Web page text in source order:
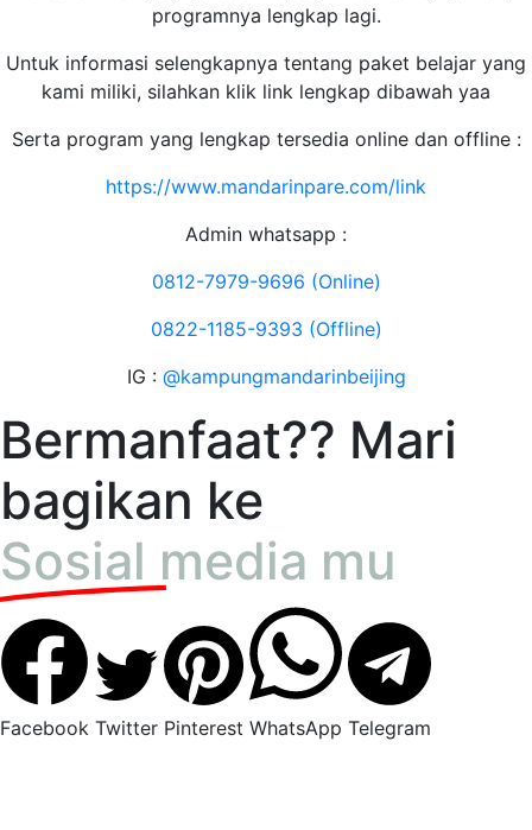
programnya lengkap lagi.
Untuk informasi selengkapnya tentang paket belajar yang
kami miliki, silahkan klik link lengkap dibawah yaa
Serta program yang lengkap tersedia online dan offline :
https://www.mandarinpare.com/link
Admin whatsapp :
0812-7979-9696 (Online)
0822-1185-9393 (Offline)
IG : @kampungmandarinbeijing
Bermanfaat?? Mari
bagikan ke
Sosial media mu
Facebook Twitter Pinterest WhatsApp Telegram